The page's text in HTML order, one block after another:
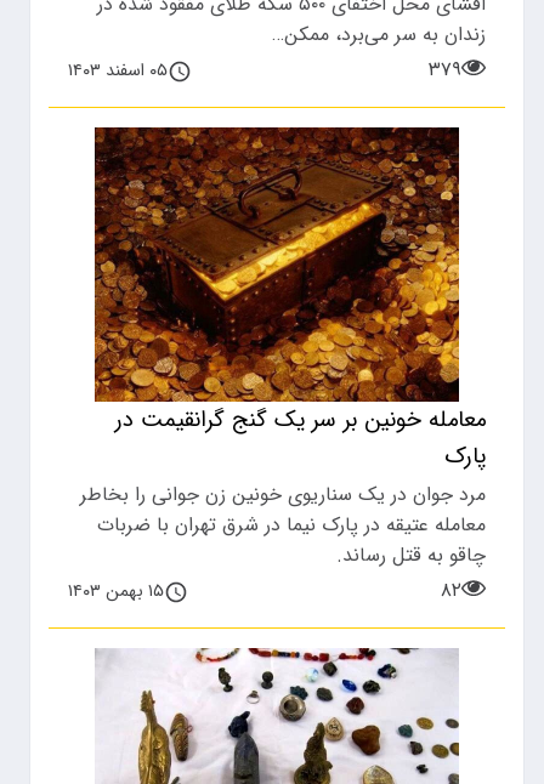
زندان به سر می‌برد، ممکن…
۳۷۹
۰۵ اسفند ۱۴۰۳
معامله خونین بر سر یک گنج گرانقیمت در
پارک
مرد جوان در یک سناریوی خونین زن جوانی را بخاطر
معامله عتیقه در پارک نیما در شرق تهران با ضربات
چاقو به قتل رساند.
۸۲
۱۵ بهمن ۱۴۰۳